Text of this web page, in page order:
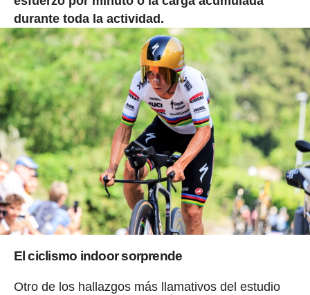
durante toda la actividad.
El ciclismo indoor sorprende
Otro de los hallazgos más llamativos del estudio